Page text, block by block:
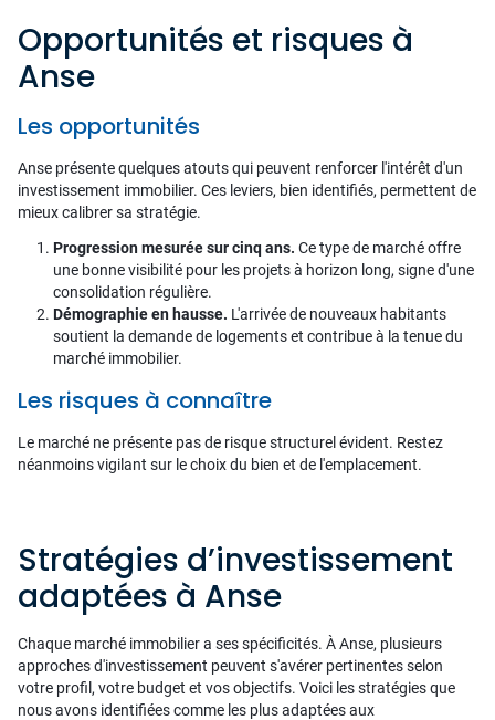
Opportunités et risques à
Anse
Les opportunités
Anse présente quelques atouts qui peuvent renforcer l'intérêt d'un
investissement immobilier. Ces leviers, bien identifiés, permettent de
mieux calibrer sa stratégie.
Progression mesurée sur cinq ans. Ce type de marché offre
une bonne visibilité pour les projets à horizon long, signe d'une
consolidation régulière.
Démographie en hausse. L'arrivée de nouveaux habitants
soutient la demande de logements et contribue à la tenue du
marché immobilier.
Les risques à connaître
Le marché ne présente pas de risque structurel évident. Restez
néanmoins vigilant sur le choix du bien et de l'emplacement.
Stratégies d’investissement
adaptées à Anse
Chaque marché immobilier a ses spécificités. À Anse, plusieurs
approches d'investissement peuvent s'avérer pertinentes selon
votre profil, votre budget et vos objectifs. Voici les stratégies que
nous avons identifiées comme les plus adaptées aux